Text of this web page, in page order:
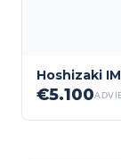
Hoshizaki
€5.100